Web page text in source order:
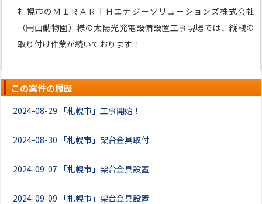
札幌市のＭＩＲＡＲＴＨエナジーソリューションズ株式会社
（円山動物園）様の太陽光発電設備設置工事現場では、縦桟の
取り付け作業が続いております！
この案件の履歴
2024-08-29 「札幌市」工事開始！
2024-08-30 「札幌市」架台金具取付
2024-09-07 「札幌市」架台金具設置
2024-09-09 「札幌市」架台金具設置